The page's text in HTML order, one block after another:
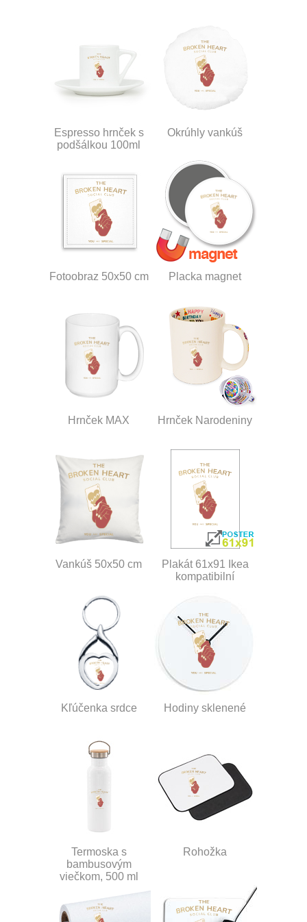
Espresso hrnček s
podšálkou 100ml
Okrúhly vankúš
Fotoobraz 50x50 cm Placka magnet
Hrnček MAX Hrnček Narodeniny
Vankúš 50x50 cm
Plakát 61x91 Ikea
kompatibilní
Kľúčenka srdce Hodiny sklenené
Termoska s
bambusovým
viečkom, 500 ml
Rohožka